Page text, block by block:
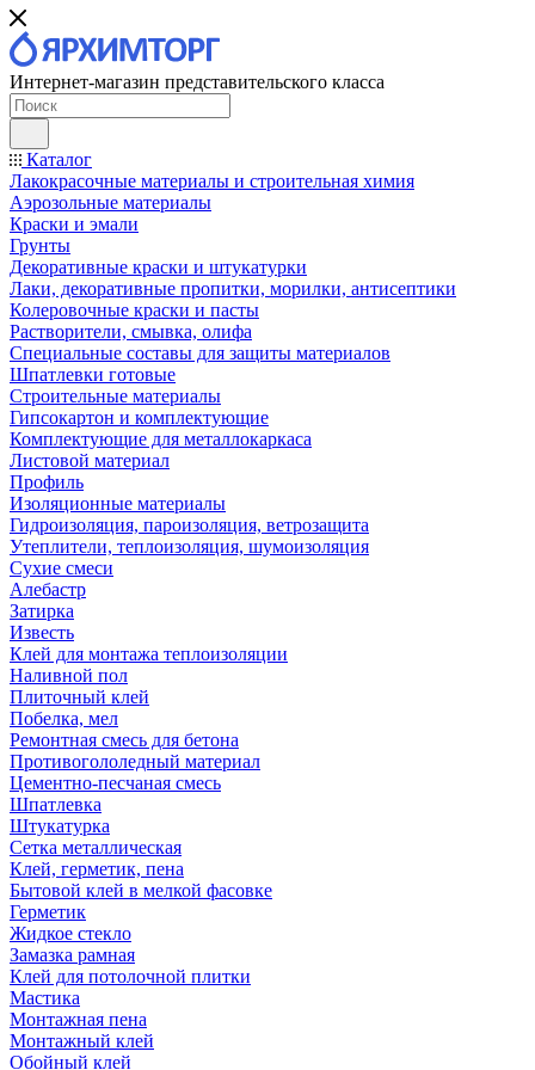
Интернет-магазин представительского класса
Каталог
Лакокрасочные материалы и строительная химия
Аэрозольные материалы
Краски и эмали
Грунты
Декоративные краски и штукатурки
Лаки, декоративные пропитки, морилки, антисептики
Колеровочные краски и пасты
Растворители, смывка, олифа
Специальные составы для защиты материалов
Шпатлевки готовые
Строительные материалы
Гипсокартон и комплектующие
Комплектующие для металлокаркаса
Листовой материал
Профиль
Изоляционные материалы
Гидроизоляция, пароизоляция, ветрозащита
Утеплители, теплоизоляция, шумоизоляция
Сухие смеси
Алебастр
Затирка
Известь
Клей для монтажа теплоизоляции
Наливной пол
Плиточный клей
Побелка, мел
Ремонтная смесь для бетона
Противогололедный материал
Цементно-песчаная смесь
Шпатлевка
Штукатурка
Сетка металлическая
Клей, герметик, пена
Бытовой клей в мелкой фасовке
Герметик
Жидкое стекло
Замазка рамная
Клей для потолочной плитки
Мастика
Монтажная пена
Монтажный клей
Обойный клей